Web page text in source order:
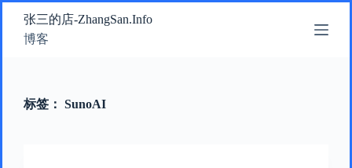
跳
过
内
张三的店-ZhangSan.Info
博客
标签： SunoAI